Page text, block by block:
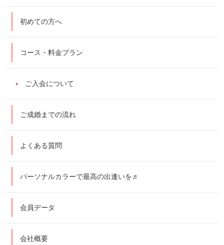
初めての方へ
コース・料金プラン
ご入会について
ご成婚までの流れ
よくある質問
パーソナルカラーで最高の出逢いを♬
会員データ
会社概要